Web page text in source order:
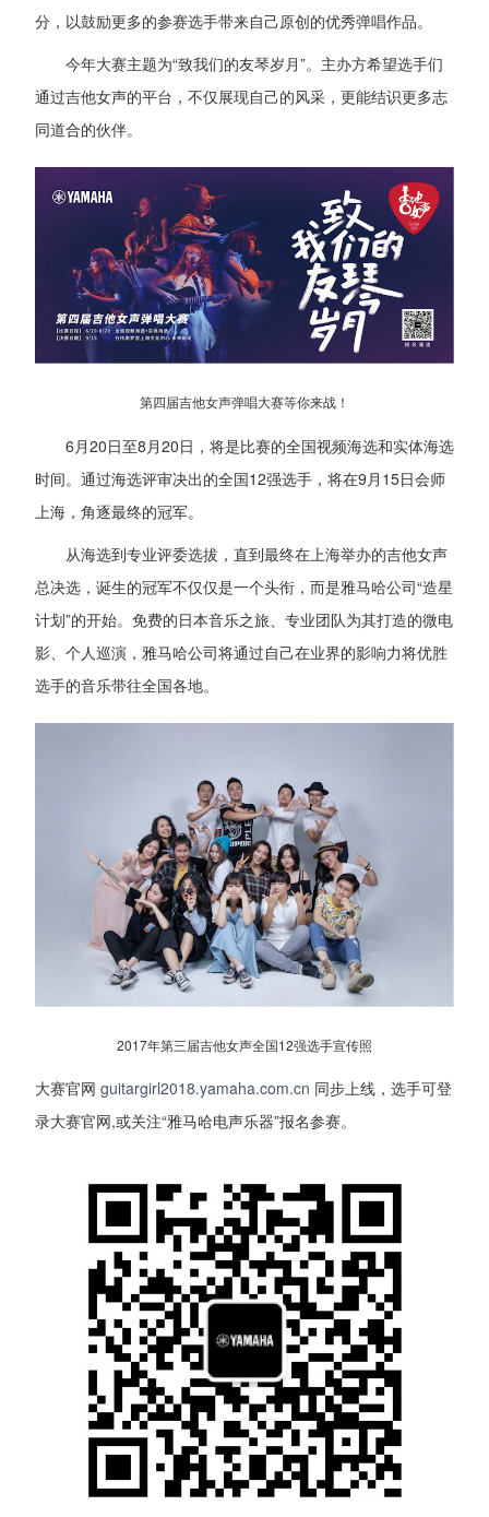
分，以鼓励更多的参赛选手带来自己原创的优秀弹唱作品。
今年大赛主题为“致我们的友琴岁月”。主办方希望选手们
通过吉他女声的平台，不仅展现自己的风采，更能结识更多志
同道合的伙伴。
第四届吉他女声弹唱大赛等你来战！
6月20日至8月20日，将是比赛的全国视频海选和实体海选
时间。通过海选评审决出的全国12强选手，将在9月15日会师
上海，角逐最终的冠军。
从海选到专业评委选拔，直到最终在上海举办的吉他女声
总决选，诞生的冠军不仅仅是一个头衔，而是雅马哈公司“造星
计划”的开始。免费的日本音乐之旅、专业团队为其打造的微电
影、个人巡演，雅马哈公司将通过自己在业界的影响力将优胜
选手的音乐带往全国各地。
2017年第三届吉他女声全国12强选手宣传照
大赛官网 guitargirl2018.yamaha.com.cn 同步上线，选手可登
录大赛官网,或关注“雅马哈电声乐器”报名参赛。